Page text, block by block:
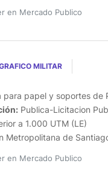
en Mercado Publico
MILITAR
para papel y soportes de
Publica-Licitacion
a 1.000 UTM (LE)
Metropolitana de
en Mercado Publico